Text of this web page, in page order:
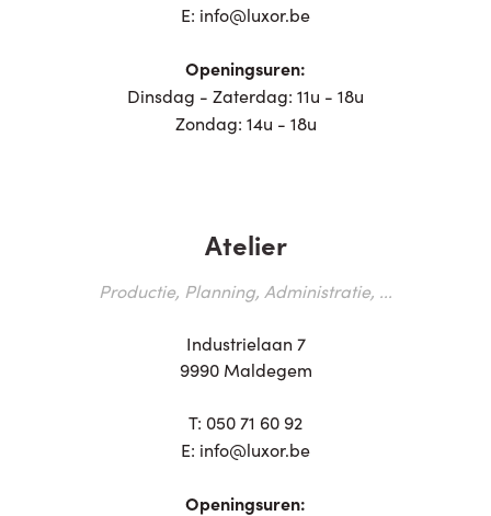
E: info@luxor.be
Openingsuren:
Dinsdag - Zaterdag: 11u - 18u
Zondag: 14u - 18u
Atelier
Productie, Planning, Administratie, ...
Industrielaan 7
9990 Maldegem
T: 050 71 60 92
E: info@luxor.be
Openingsuren: